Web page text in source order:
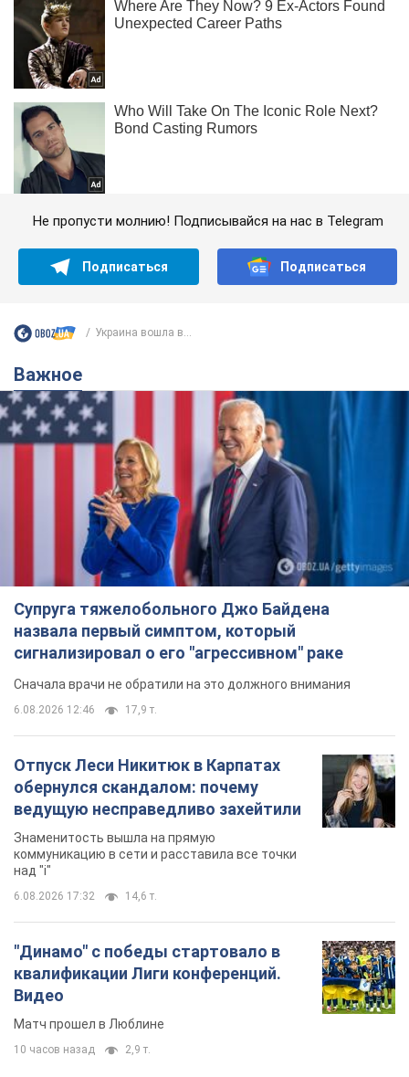
Не пропусти молнию! Подписывайся на нас в Telegram
Подписаться Подписаться
Украина вошла в...
Важное
Супруга тяжелобольного Джо Байдена
назвала первый симптом, который
сигнализировал о его "агрессивном" раке
Сначала врачи не обратили на это должного внимания
6.08.2026 12:46 17,9 т.
Отпуск Леси Никитюк в Карпатах
обернулся скандалом: почему
ведущую несправедливо захейтили
Знаменитость вышла на прямую
коммуникацию в сети и расставила все точки
над "i"
6.08.2026 17:32 14,6 т.
"Динамо" с победы стартовало в
квалификации Лиги конференций.
Видео
Матч прошел в Люблине
10 часов назад 2,9 т.